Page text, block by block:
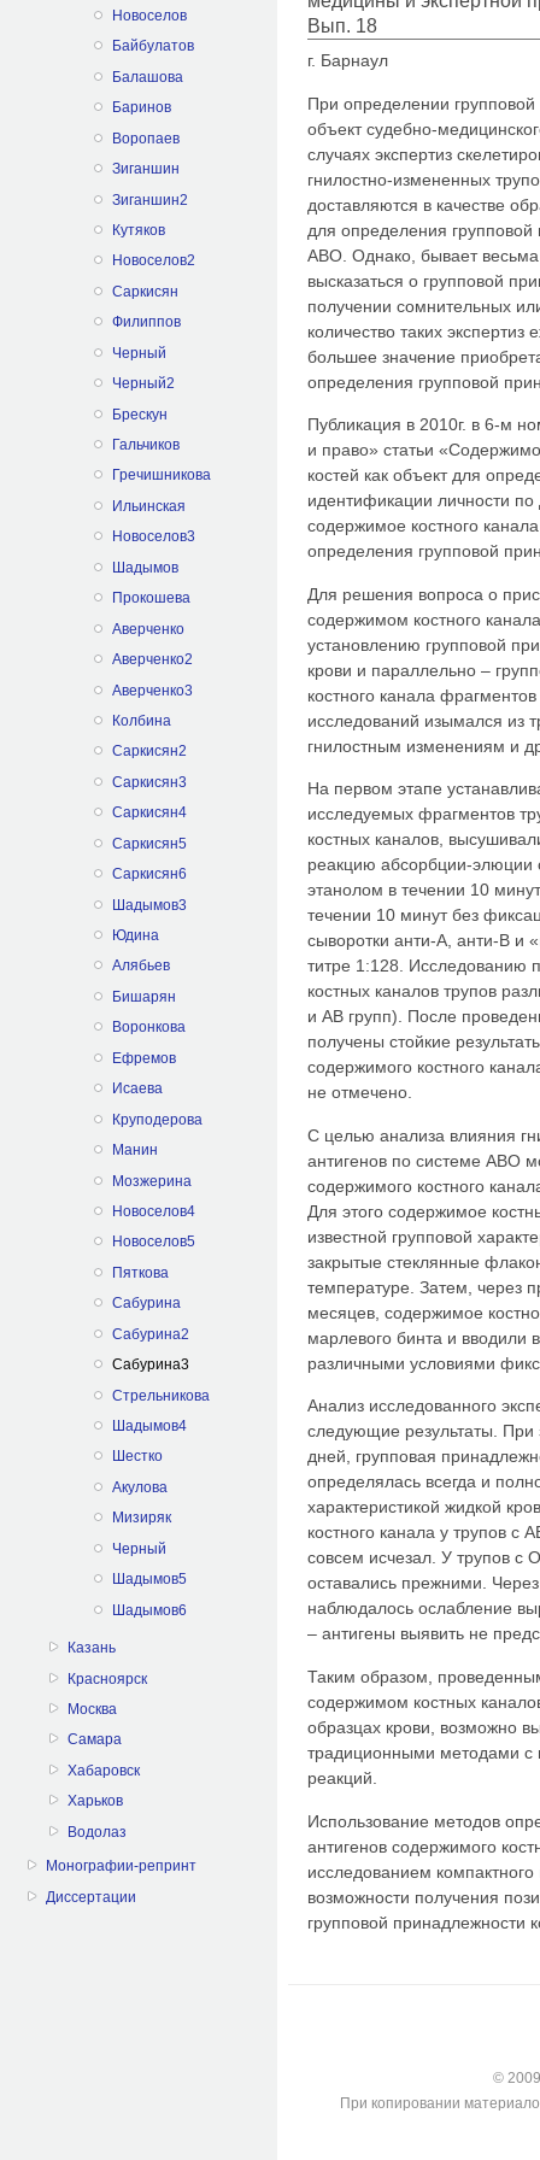
Новоселов
Байбулатов
Балашова
Баринов
Воропаев
Зиганшин
Зиганшин2
Кутяков
Новоселов2
Саркисян
Филиппов
Черный
Черный2
Брескун
Гальчиков
Гречишникова
Ильинская
Новоселов3
Шадымов
Прокошева
Аверченко
Аверченко2
Аверченко3
Колбина
Саркисян2
Саркисян3
Саркисян4
Саркисян5
Саркисян6
Шадымов3
Юдина
Алябьев
Бишарян
Воронкова
Ефремов
Исаева
Круподерова
Манин
Мозжерина
Новоселов4
Новоселов5
Пяткова
Сабурина
Сабурина2
Сабурина3
Стрельникова
Шадымов4
Шестко
Акулова
Мизиряк
Черный
Шадымов5
Шадымов6
Казань
Красноярск
Москва
Самара
Хабаровск
Харьков
Водолаз
Монографии-репринт
Диссертации
Вып. 18
г. Барнаул
При определении групповой
объект судебно-
случаях экспертиз
гнилостно-измененных
доставляются в качестве
для определения групповой
АВО. Однако, бывает
высказаться о групповой
получении сомнительных
количество таких экспертиз
большее значение
определения групповой
Публикация в 2010г. в 6-м
и право» статьи
костей как объект для
идентификации личности
содержимое костного
определения групповой
Для решения вопроса о
содержимом костного
установлению групповой
крови и параллельно –
костного канала
исследований изымался из
гнилостным изменениям и
На первом этапе
исследуемых фрагментов
костных каналов,
реакцию абсорбции-
этанолом в течении 10
течении 10 минут без
сыворотки анти-А, анти-В и
титре 1:128. Исследованию
костных каналов трупов
и АВ групп). После
получены стойкие
содержимого костного
не отмечено.
С целью анализа влияния
антигенов по системе АВО
содержимого костного
Для этого содержимое
известной групповой
закрытые стеклянные
температуре. Затем, через
месяцев, содержимое
марлевого бинта и вводили
различными условиями
Анализ исследованного
следующие результаты. При
дней, групповая
определялась всегда и
характеристикой жидкой
костного канала у трупов с
совсем исчезал. У трупов с
оставались прежними.
наблюдалось ослабление
– антигены выявить не
Таким образом,
содержимом костных
образцах крови, возможно
традиционными методами с
реакций.
Использование методов
антигенов содержимого
исследованием
возможности получения
групповой принадлежности
©
При копировании